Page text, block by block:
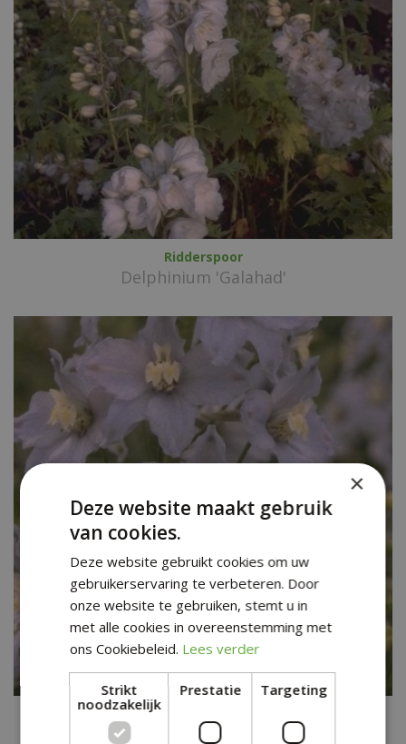
Ridderspoor
Delphinium 'Galahad'
Delphinium 'Gletscherwasser'
×
Deze website maakt gebruik
van cookies.
Deze website gebruikt cookies om uw
gebruikerservaring te verbeteren. Door
onze website te gebruiken, stemt u in
met alle cookies in overeenstemming met
ons Cookiebeleid. Lees verder
Strikt
noodzakelijk
Prestatie Targeting